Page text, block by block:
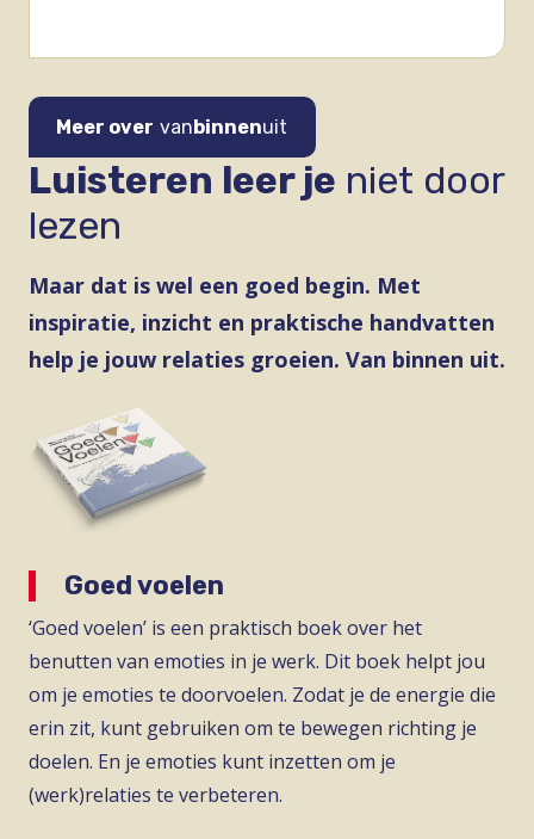
Meer over vanbinnenuit
Luisteren leer je niet door
lezen
Maar dat is wel een goed begin. Met
inspiratie, inzicht en praktische handvatten
help je jouw relaties groeien. Van binnen uit.
Goed voelen
‘Goed voelen’ is een praktisch boek over het
benutten van emoties in je werk. Dit boek helpt jou
om je emoties te doorvoelen. Zodat je de energie die
erin zit, kunt gebruiken om te bewegen richting je
doelen. En je emoties kunt inzetten om je
(werk)relaties te verbeteren.